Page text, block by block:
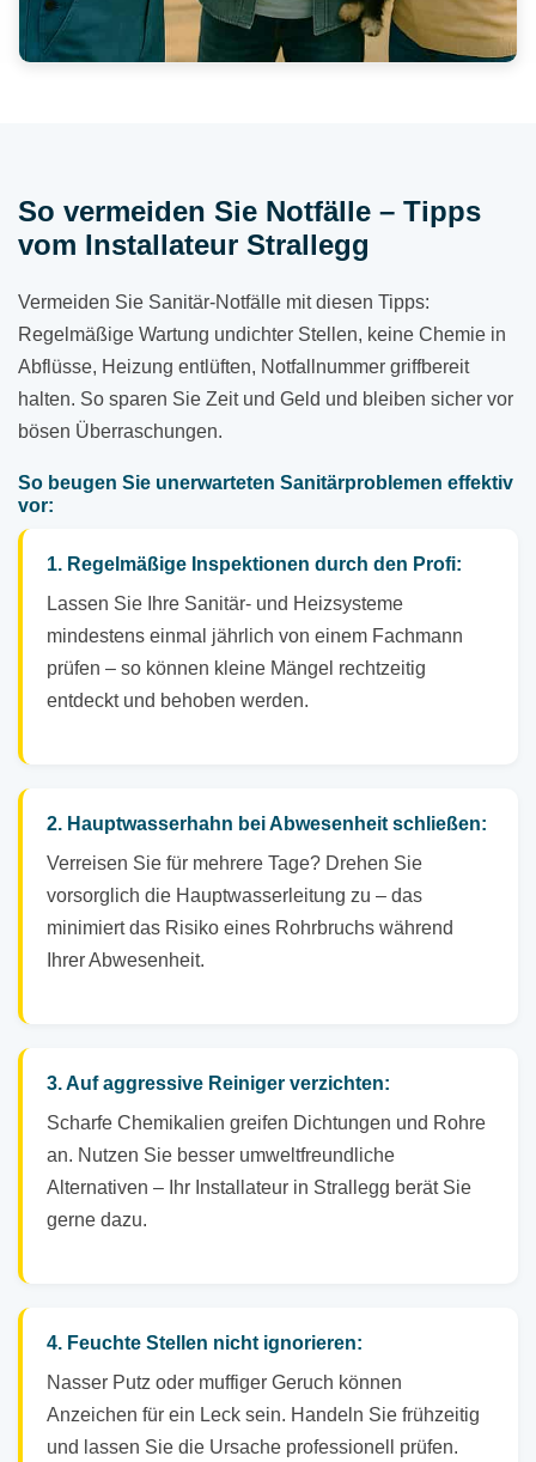
So vermeiden Sie Notfälle – Tipps
vom Installateur Strallegg
Vermeiden Sie Sanitär-Notfälle mit diesen Tipps:
Regelmäßige Wartung undichter Stellen, keine Chemie in
Abflüsse, Heizung entlüften, Notfallnummer griffbereit
halten. So sparen Sie Zeit und Geld und bleiben sicher vor
bösen Überraschungen.
So beugen Sie unerwarteten Sanitärproblemen effektiv
vor:
1. Regelmäßige Inspektionen durch den Profi:
Lassen Sie Ihre Sanitär- und Heizsysteme
mindestens einmal jährlich von einem Fachmann
prüfen – so können kleine Mängel rechtzeitig
entdeckt und behoben werden.
2. Hauptwasserhahn bei Abwesenheit schließen:
Verreisen Sie für mehrere Tage? Drehen Sie
vorsorglich die Hauptwasserleitung zu – das
minimiert das Risiko eines Rohrbruchs während
Ihrer Abwesenheit.
3. Auf aggressive Reiniger verzichten:
Scharfe Chemikalien greifen Dichtungen und Rohre
an. Nutzen Sie besser umweltfreundliche
Alternativen – Ihr Installateur in Strallegg berät Sie
gerne dazu.
4. Feuchte Stellen nicht ignorieren:
Nasser Putz oder muffiger Geruch können
Anzeichen für ein Leck sein. Handeln Sie frühzeitig
und lassen Sie die Ursache professionell prüfen.